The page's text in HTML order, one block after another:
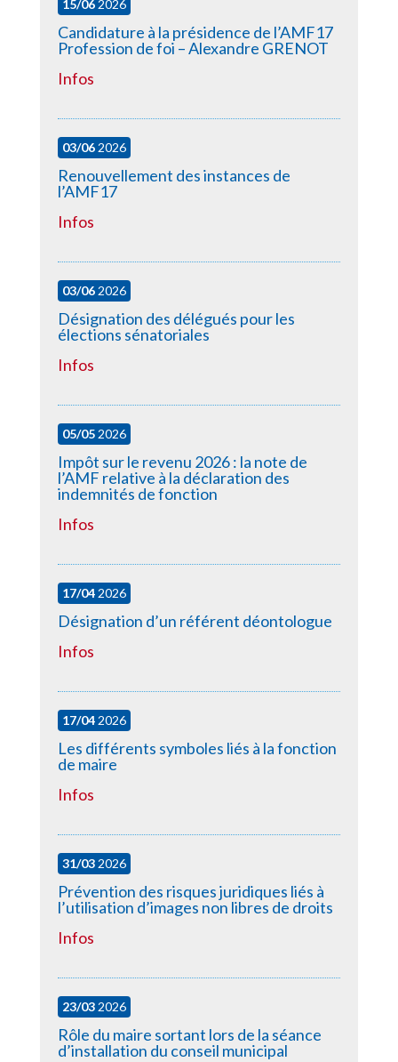
15/062026
Candidature à la présidence de l’AMF17
Profession de foi – Alexandre GRENOT
Infos
03/062026
Renouvellement des instances de
l’AMF17
Infos
03/062026
Désignation des délégués pour les
élections sénatoriales
Infos
05/052026
Impôt sur le revenu 2026 : la note de
l’AMF relative à la déclaration des
indemnités de fonction
Infos
17/042026
Désignation d’un référent déontologue
Infos
17/042026
Les différents symboles liés à la fonction
de maire
Infos
31/032026
Prévention des risques juridiques liés à
l’utilisation d’images non libres de droits
Infos
23/032026
Rôle du maire sortant lors de la séance
d’installation du conseil municipal